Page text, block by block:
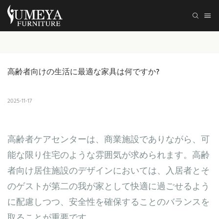
高齢者向けの生活に最適な家具は何ですか?
2025-11-17
高齢者ケアセンターは、商業施設でありながら、可
能な限り住宅のような雰囲気が求められます。高齢
者向け居住施設のデザインにおいては、入居者とそ
のゲストが第二の我が家として快適に過ごせるよう
に配慮しつつ、安全性を確保することのバランスを